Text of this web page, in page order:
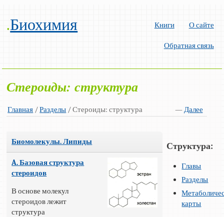
.Биохимия Книги О сайте
Обратная связь
Стероиды: структура
Главная / —Далее
Разделы / Стероиды: структура
Биомолекулы. Липиды
A. Базовая структура
стероидов
В основе молекул
стероидов лежит
структура
Структура:
Главы
Разделы
карты